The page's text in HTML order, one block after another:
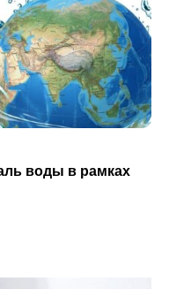
воды в рамках